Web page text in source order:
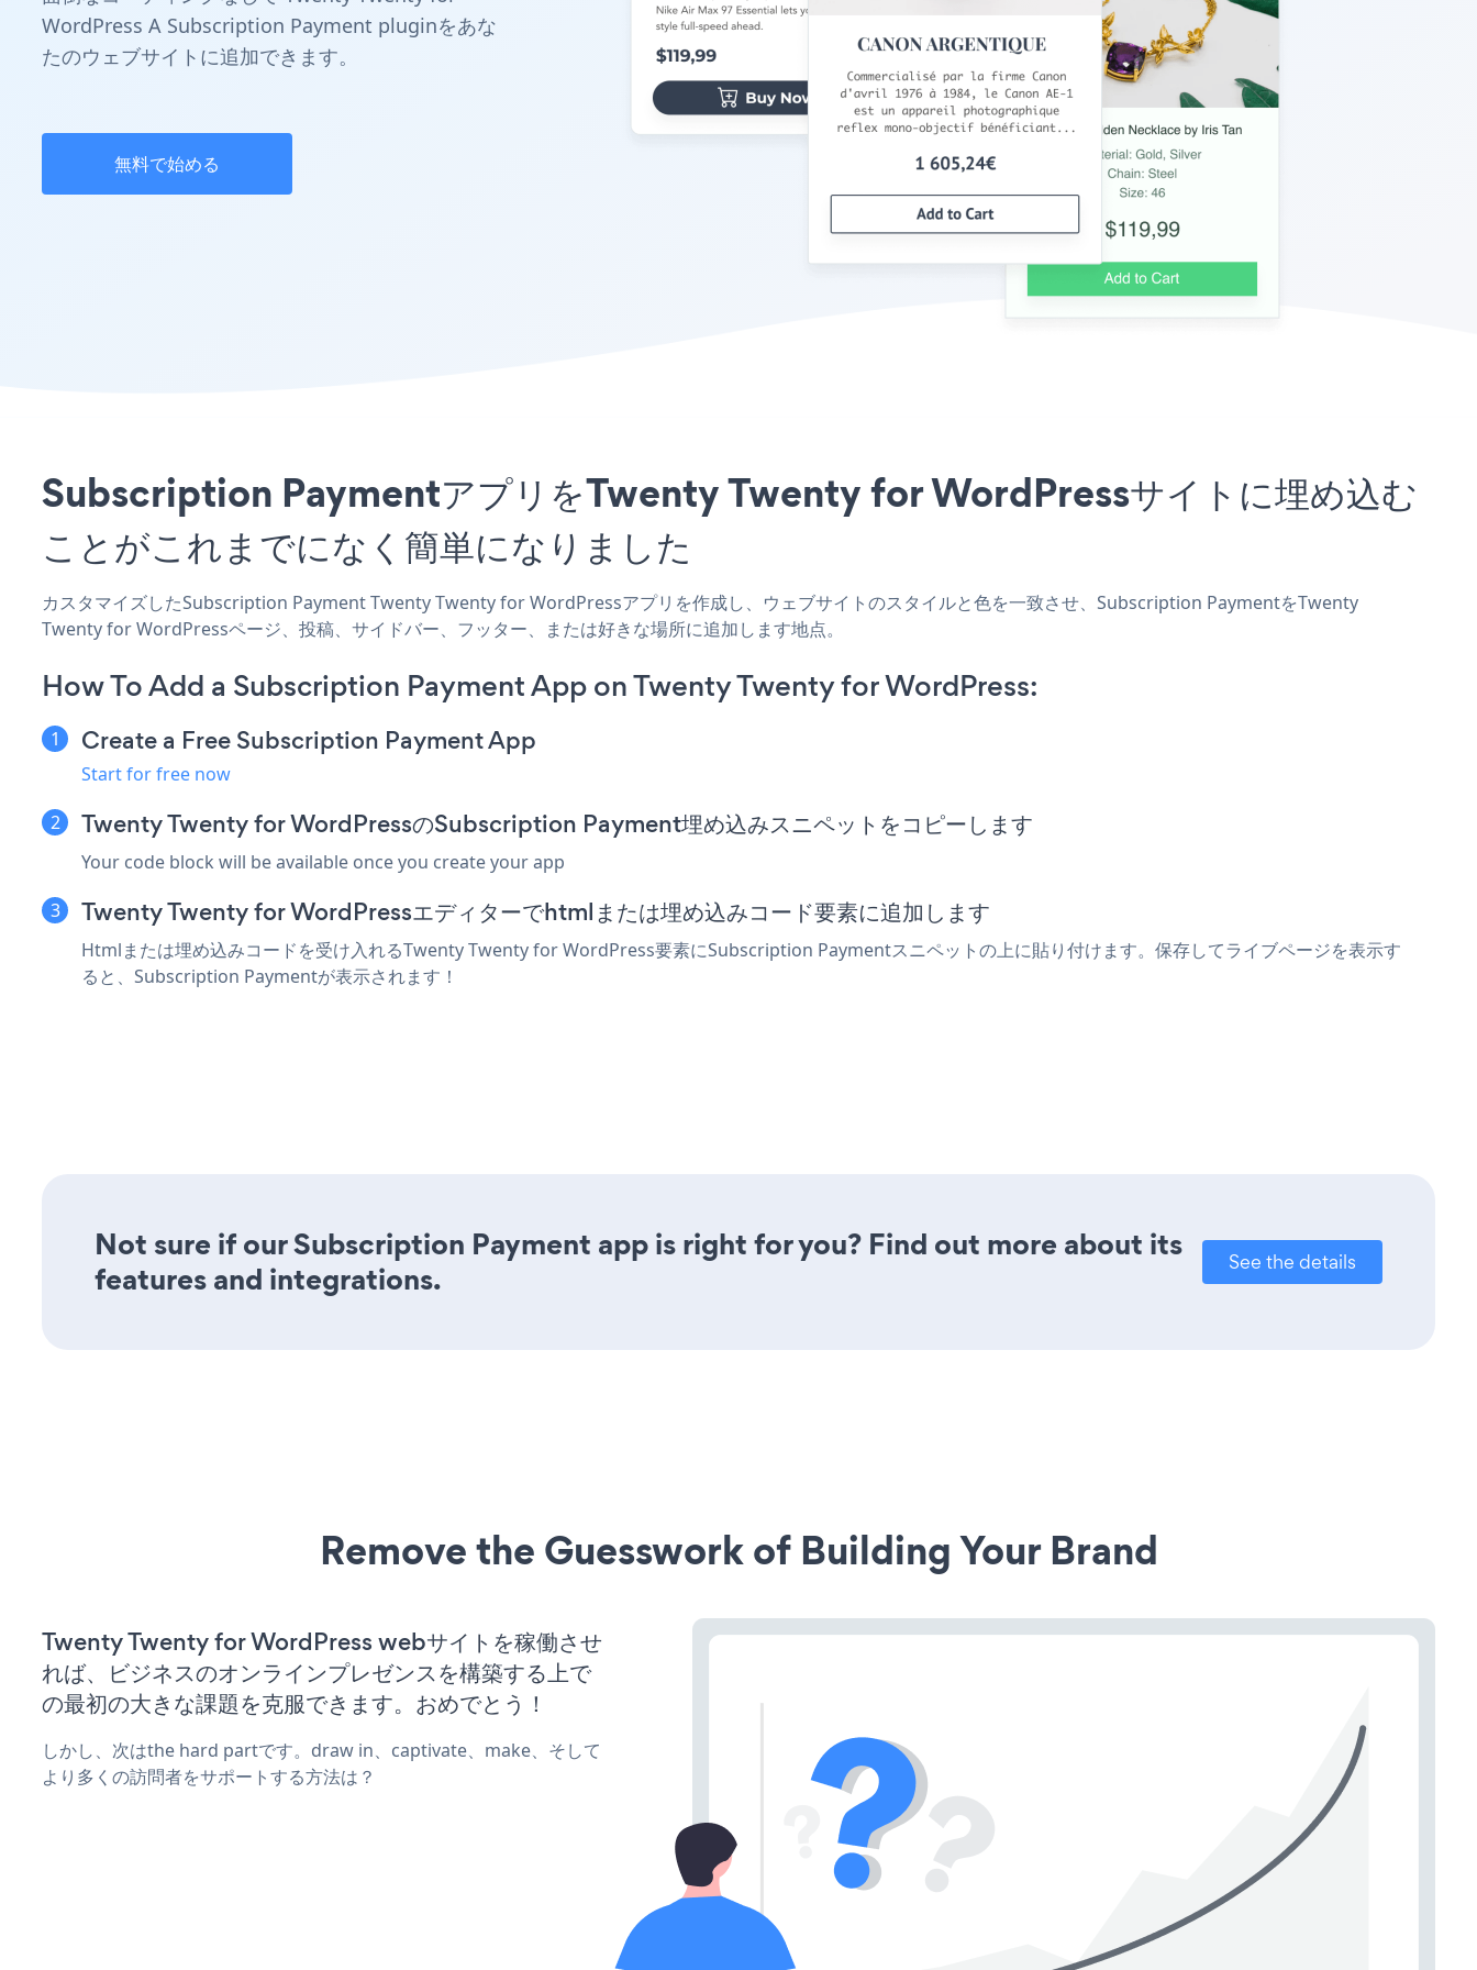
WordPress A Subscription Payment pluginをあな
たのウェブサイトに追加できます。
無料で始める
Subscription PaymentアプリをTwenty Twenty for WordPressサイトに埋め込む
ことがこれまでになく簡単になりました
カスタマイズしたSubscription Payment Twenty Twenty for WordPressアプリを作成し、ウェブサイトのスタイルと色を一致させ、Subscription PaymentをTwenty
Twenty for WordPressページ、投稿、サイドバー、フッター、または好きな場所に追加します地点。
How To Add a Subscription Payment App on Twenty Twenty for WordPress:
Create a Free Subscription Payment App
Start for free now
Twenty Twenty for WordPressのSubscription Payment埋め込みスニペットをコピーします
Your code block will be available once you create your app
Twenty Twenty for WordPressエディターでhtmlまたは埋め込みコード要素に追加します
Htmlまたは埋め込みコードを受け入れるTwenty Twenty for WordPress要素にSubscription Paymentスニペットの上に貼り付けます。保存してライブページを表示す
ると、Subscription Paymentが表示されます！
Not sure if our Subscription Payment app is right for you? Find out more about its
features and integrations.
See the details
Remove the Guesswork of Building Your Brand
Twenty Twenty for WordPress webサイトを稼働させ
れば、ビジネスのオンラインプレゼンスを構築する上で
の最初の大きな課題を克服できます。おめでとう！
しかし、次はthe hard partです。draw in、captivate、make、そして
より多くの訪問者をサポートする方法は？